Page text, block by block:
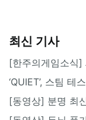
최신 기사
[한주의게임소식
‘QUIET’, 스팀 테
[동영상] 분명 최